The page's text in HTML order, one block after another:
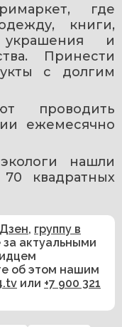
где
книги,
и
Принести
с долгим
проводить
ежемесячно
нашли
квадратных
Дзен, группу в
за актуальными
об этом нашим
или +7 900 321